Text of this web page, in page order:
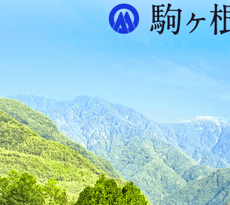
ル
プ
ス
が
た
つ
映
え
る